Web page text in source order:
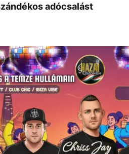
adócsalást